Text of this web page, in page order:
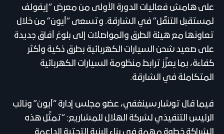
على هامش فعاليات الدورة الأولى من معرض “إيفولف
لمستقبل التنقّل” في الشارقة. وتسعى “آيون” من خلال
تعاونها مع هيئة الطرق والمواصلات إلى بلوغ آفاق جديدة
على صعيد شحن السيارات الكهربائية بطرق ذكية وأكثر
كفاءة، بما يعزّز ترابط منظومة السيارات الكهربائية
المتكاملة في الشارقة.
فيما قال توشار سينغفي، عضو مجلس إدارة “آيون” ونائب
الرئيس التنفيذي لشركة الهلال للمشاريع: “تمثّل هذه